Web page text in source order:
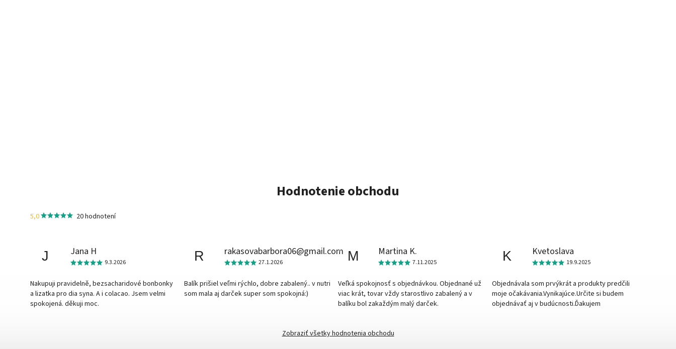
Hodnotenie obchodu
5,0 20 hodnotení
J Jana H
9.3.2026
Nakupuji pravidelně, bezsacharidové bonbonky
a lizatka pro dia syna. A i colacao. Jsem velmi
spokojená. děkuji moc.
R rakasovabarbora06@gmail.com
27.1.2026
Balík prišiel veľmi rýchlo, dobre zabalený.. v nutri
som mala aj darček super som spokojná:)
M Martina K.
7.11.2025
Veľká spokojnosť s objednávkou. Objednané už
viac krát, tovar vždy starostlivo zabalený a v
balíku bol zakaždým malý darček.
K Kvetoslava
19.9.2025
Objednávala som prvýkrát a produkty predčili
moje očakávania.Vynikajúce.Určite si budem
objednávať aj v budúcnosti.Ďakujem
Zobraziť všetky hodnotenia obchodu